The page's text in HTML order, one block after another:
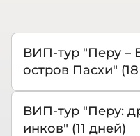
ВИП-тур "Перу –
остров Пасхи"
ВИП-тур "Перу:
инков" (11 дней)